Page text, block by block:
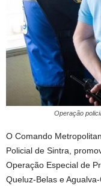
Operação
O Comando
Policial de Sintra,
Operação Especial de
Queluz-Belas e